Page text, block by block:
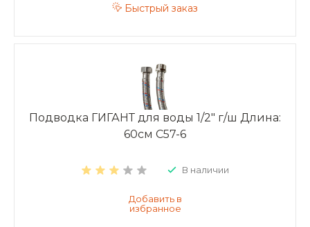
Быстрый заказ
Подводка ГИГАНТ для воды 1/2" г/ш Длина:
60см C57-6
В наличии